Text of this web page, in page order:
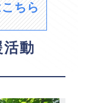
ちら
動